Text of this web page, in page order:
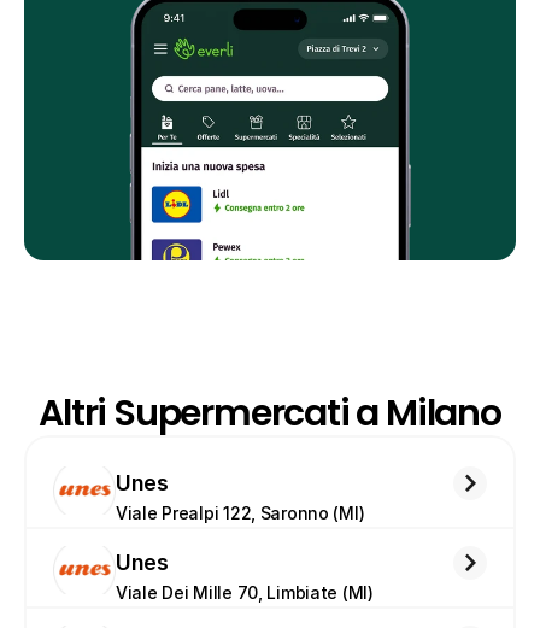
Altri Supermercati a Milano
Unes
Viale Prealpi 122, Saronno (MI)
Unes
Viale Dei Mille 70, Limbiate (MI)